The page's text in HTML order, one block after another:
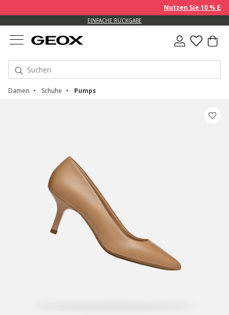
Nutzen Sie 10 %
EINFACHE RÜCKGABE
Damen Schuhe Pumps